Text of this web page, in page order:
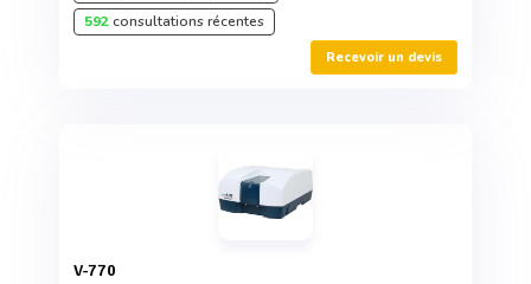
592consultations récentes
Recevoir un devis
V-770